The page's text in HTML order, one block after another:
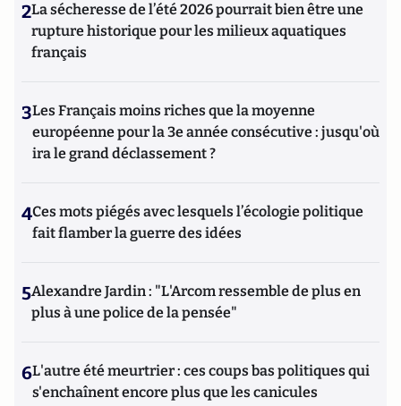
2La sécheresse de l’été 2026 pourrait bien être une
rupture historique pour les milieux aquatiques
français
3Les Français moins riches que la moyenne
européenne pour la 3e année consécutive : jusqu'où
ira le grand déclassement ?
4Ces mots piégés avec lesquels l’écologie politique
fait flamber la guerre des idées
5Alexandre Jardin : "L'Arcom ressemble de plus en
plus à une police de la pensée"
6L'autre été meurtrier : ces coups bas politiques qui
s'enchaînent encore plus que les canicules